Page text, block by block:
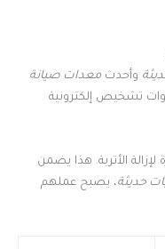
وأحدث معدات صيانة
تشخيص إلكترونية
الأتربة. هذا يضمن
حديثة، يصبح عملهم